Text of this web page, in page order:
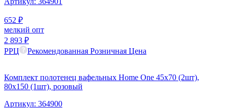
652 ₽
мелкий опт
2 893 ₽
РРЦ
Рекомендованная Розничная Цена
Комплект полотенец вафельных Home One 45х70 (2шт),
80х150 (1шт), розовый
Артикул: 364900